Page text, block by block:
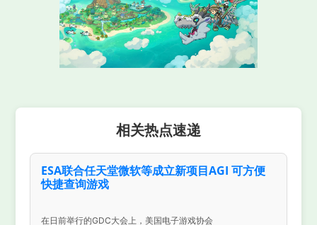
相关热点速递
ESA联合任天堂微软等成立新项目AGI 可方便
快捷查询游戏
在日前举行的GDC大会上，美国电子游戏协会